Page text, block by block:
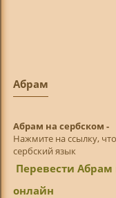
Абрам
Абрам на сербском -
Нажмите на ссылку,
сербский язык
Перевести
онлайн